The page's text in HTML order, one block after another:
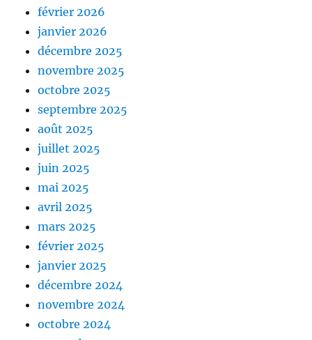
février 2026
janvier 2026
décembre 2025
novembre 2025
octobre 2025
septembre 2025
août 2025
juillet 2025
juin 2025
mai 2025
avril 2025
mars 2025
février 2025
janvier 2025
décembre 2024
novembre 2024
octobre 2024